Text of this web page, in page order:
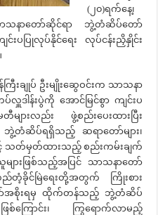
(၂၀)ရက်နေ့၊
သနာတော်ဆိုင်ရာ ဘွဲ့တံဆိပ်တော်
းပပြုလုပ်နိုင်ရေး လုပ်ငန်းညှိနှိုင်း
ချုပ် ဦးမျိုးဆွေဝင်းက သာသနာ
န်းပွဲကို အောင်မြင်စွာ ကျင်းပ
ျားလည်း ဖွဲ့စည်းပေးထားပြီး
ဘွဲ့တံဆိပ်ရရှိသည့် ဆရာတော်များ၊
င့် သတ်မှတ်ထားသည့် စည်းကမ်းချက်
သူများဖြစ်သည့်အပြင် သာသနာတော်
ည်တံ့ခိုင်မြဲရေးတို့အတွက် ကြိုးစား
အစိုးရမှ ထိုက်တန်သည့် ဘွဲ့တံဆိပ်
ြစ်ကြောင်း၊ ကြွရောက်လာမည့်